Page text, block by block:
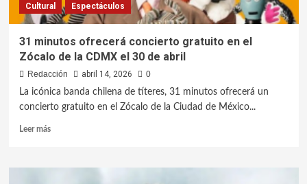
Cultural Espectáculos
31 minutos ofrecerá concierto gratuito en el
Zócalo de la CDMX el 30 de abril
Redacción abril 14, 2026
0
La icónica banda chilena de títeres, 31 minutos ofrecerá un
concierto gratuito en el Zócalo de la Ciudad de México...
Leer más